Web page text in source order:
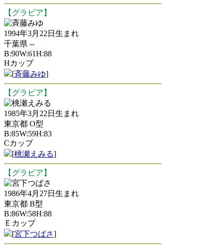
【グラビア】
斉藤みゆ
1994年3月22日生まれ
千葉県 --
B:90W:61H:88
Hカップ
[斉藤みゆ]
【グラビア】
桃瀬えみる
1985年3月22日生まれ
東京都 O型
B:85W:59H:83
Cカップ
[桃瀬えみる]
【グラビア】
宮下つばさ
1986年4月27日生まれ
東京都 B型
B:86W:58H:88
Ｅカップ
[宮下つばさ]